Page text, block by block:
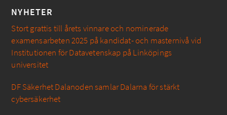
NYHETER
Stort grattis till årets vinnare och nominerade
examensarbeten 2025 på kandidat- och masternivå vid
Institutionen för Datavetenskap på Linköpings
universitet
DF Säkerhet Dalanoden samlar Dalarna för stärkt
cybersäkerhet